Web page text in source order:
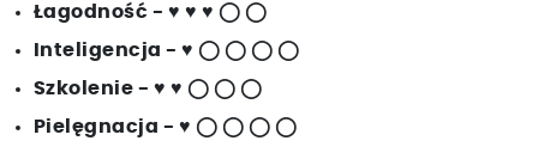
Łagodność - ♥ ♥ ♥ ◯ ◯
Inteligencja - ♥ ◯ ◯ ◯ ◯
Szkolenie - ♥ ♥ ◯ ◯ ◯
Pielęgnacja - ♥ ◯ ◯ ◯ ◯